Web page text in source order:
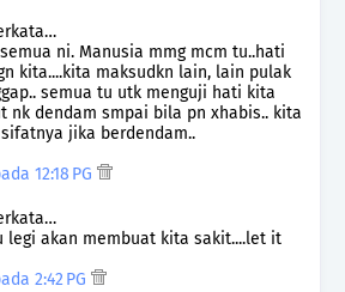
ni. Manusia mmg mcm tu..hati
kita....kita maksudkn lain, lain pulak
semua tu utk menguji hati kita
nk dendam smpai bila pn xhabis.. kita
jika berdendam..
12:18 PG
legi akan membuat kita sakit....let it
2:42 PG